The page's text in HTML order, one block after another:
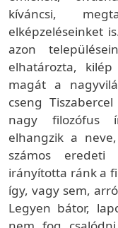
kíváncsi,
elképzeléseinket
azon
elhatározta,
magát a
cseng
nagy filozófus
elhangzik a
számos eredeti
irányította ránk a
így, vagy sem,
Legyen bátor,